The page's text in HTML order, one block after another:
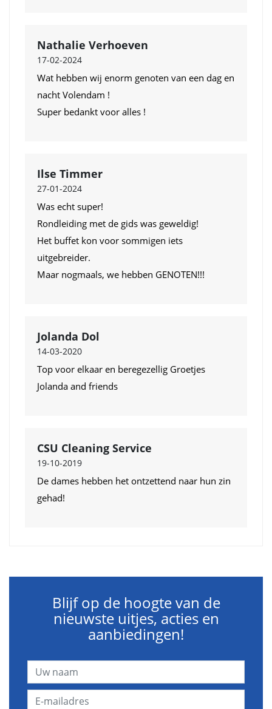
Nathalie Verhoeven
17-02-2024
Wat hebben wij enorm genoten van een dag en
nacht Volendam !
Super bedankt voor alles !
Ilse Timmer
27-01-2024
Was echt super!
Rondleiding met de gids was geweldig!
Het buffet kon voor sommigen iets
uitgebreider.
Maar nogmaals, we hebben GENOTEN!!!
Jolanda Dol
14-03-2020
Top voor elkaar en beregezellig Groetjes
Jolanda and friends
CSU Cleaning Service
19-10-2019
De dames hebben het ontzettend naar hun zin
gehad!
Blijf op de hoogte van de
nieuwste uitjes, acties en
aanbiedingen!